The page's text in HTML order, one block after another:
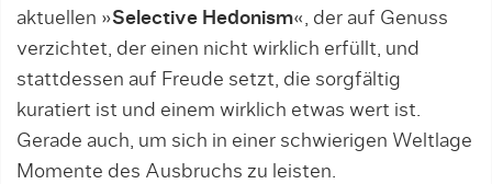
aktuellen »Selective Hedonism«, der auf Genuss
verzichtet, der einen nicht wirklich erfüllt, und
stattdessen auf Freude setzt, die sorgfältig
kuratiert ist und einem wirklich etwas wert ist.
Gerade auch, um sich in einer schwierigen Weltlage
Momente des Ausbruchs zu leisten.